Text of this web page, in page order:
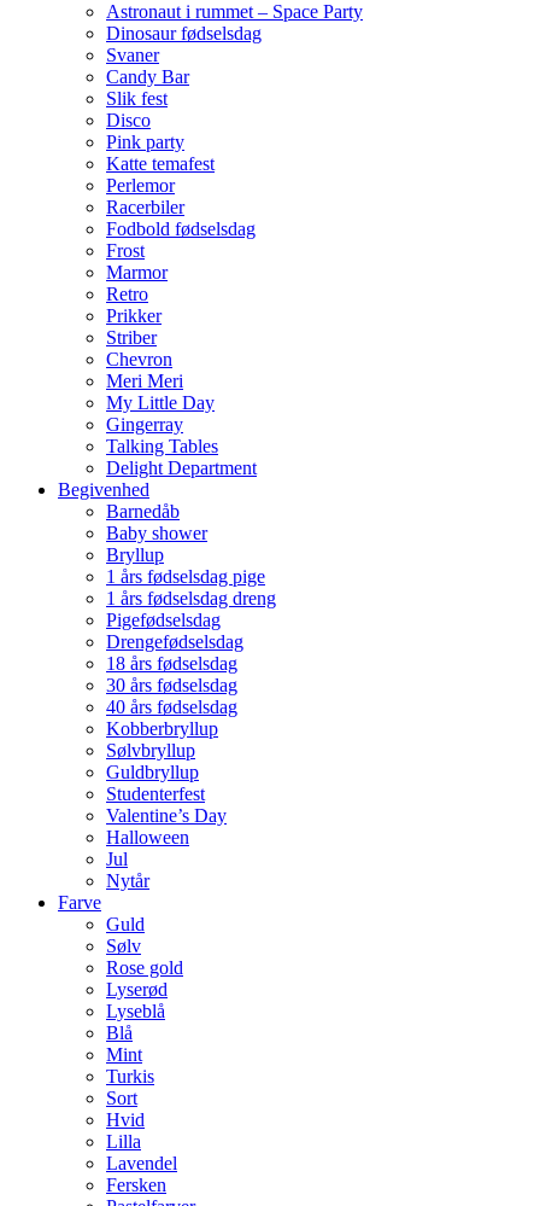
Astronaut i rummet – Space Party
Dinosaur fødselsdag
Svaner
Candy Bar
Slik fest
Disco
Pink party
Katte temafest
Perlemor
Racerbiler
Fodbold fødselsdag
Frost
Marmor
Retro
Prikker
Striber
Chevron
Meri Meri
My Little Day
Gingerray
Talking Tables
Delight Department
Begivenhed
Barnedåb
Baby shower
Bryllup
1 års fødselsdag pige
1 års fødselsdag dreng
Pigefødselsdag
Drengefødselsdag
18 års fødselsdag
30 års fødselsdag
40 års fødselsdag
Kobberbryllup
Sølvbryllup
Guldbryllup
Studenterfest
Valentine’s Day
Halloween
Jul
Nytår
Farve
Guld
Sølv
Rose gold
Lyserød
Lyseblå
Blå
Mint
Turkis
Sort
Hvid
Lilla
Lavendel
Fersken